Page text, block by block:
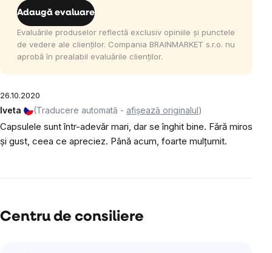
Adaugă evaluare
Evaluările produselor reflectă exclusiv opiniile și punctele
de vedere ale clienților. Compania BRAINMARKET s.r.o. nu
aprobă în prealabil evaluările clienților.
26.10.2020
Iveta (Traducere automată - afișează originalul)
Capsulele sunt într-adevăr mari, dar se înghit bine. Fără miros
și gust, ceea ce apreciez. Până acum, foarte mulțumit.
Centru de consiliere